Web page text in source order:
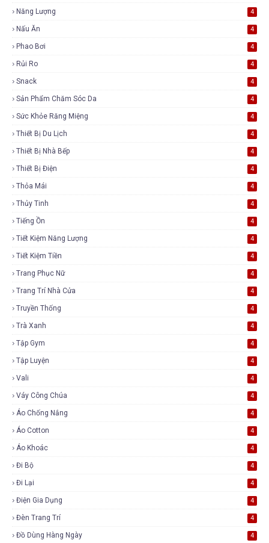
Năng Lượng 4
Nấu Ăn 4
Phao Bơi 4
Rủi Ro 4
Snack 4
Sản Phẩm Chăm Sóc Da 4
Sức Khỏe Răng Miệng 4
Thiết Bị Du Lịch 4
Thiết Bị Nhà Bếp 4
Thiết Bị Điện 4
Thỏa Mái 4
Thủy Tinh 4
Tiếng Ồn 4
Tiết Kiệm Năng Lượng 4
Tiết Kiệm Tiền 4
Trang Phục Nữ 4
Trang Trí Nhà Cửa 4
Truyền Thống 4
Trà Xanh 4
Tập Gym 4
Tập Luyện 4
Vali 4
Váy Công Chúa 4
Áo Chống Nắng 4
Áo Cotton 4
Áo Khoác 4
Đi Bộ 4
Đi Lại 4
Điện Gia Dụng 4
Đèn Trang Trí 4
Đồ Dùng Hàng Ngày 4